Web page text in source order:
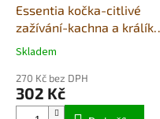
Essentia kočka-citlivé
zažívání-kachna a králík
1,5Kg
Průměrné
produktu
je
Skladem
270 Kč bez DPH
302 Kč